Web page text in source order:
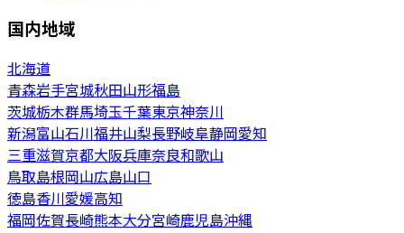
国内地域
北海道
青森岩手宮城秋田山形福島
茨城栃木群馬埼玉千葉東京神奈川
新潟富山石川福井山梨長野岐阜静岡愛知
三重滋賀京都大阪兵庫奈良和歌山
鳥取島根岡山広島山口
徳島香川愛媛高知
福岡佐賀長崎熊本大分宮崎鹿児島沖縄